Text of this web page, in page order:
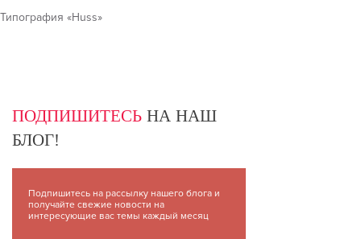
Типография «Huss»
ПОДПИШИТЕСЬ НА НАШ
БЛОГ!
Подпишитесь на рассылку нашего блога и
получайте свежие новости на
интересующие вас темы каждый месяц